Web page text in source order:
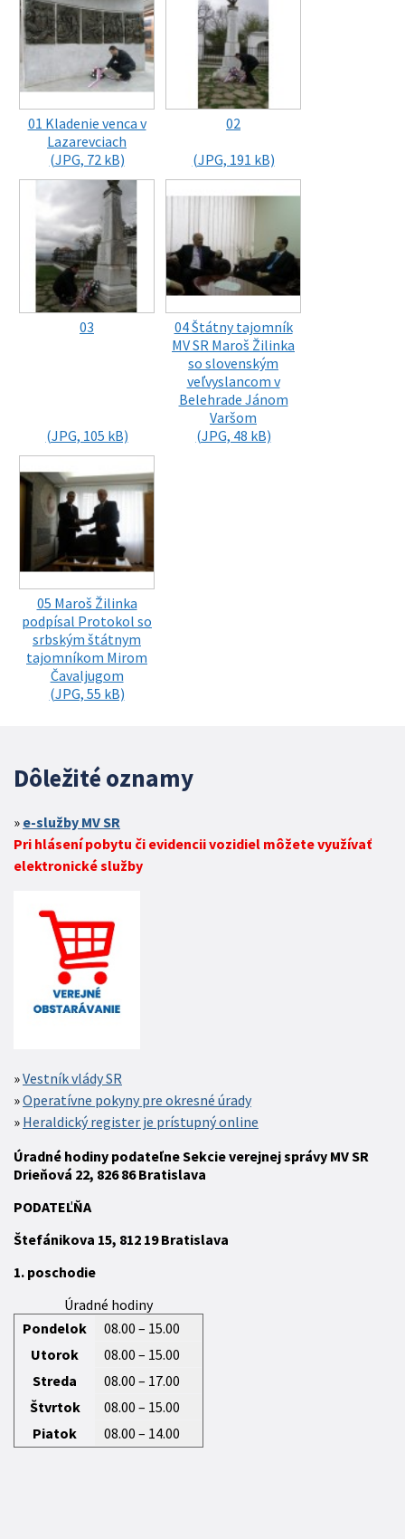
01 Kladenie venca v
Lazarevciach
(JPG, 72 kB)
02
(JPG, 191 kB)
03
(JPG, 105 kB)
04 Štátny tajomník
MV SR Maroš Žilinka
so slovenským
veľvyslancom v
Belehrade Jánom
Varšom
(JPG, 48 kB)
05 Maroš Žilinka
podpísal Protokol so
srbským štátnym
tajomníkom Mirom
Čavaljugom
(JPG, 55 kB)
Dôležité oznamy
e-služby MV SR
Pri hlásení pobytu či evidencii vozidiel môžete využívať
elektronické služby
Vestník vlády SR
Operatívne pokyny pre okresné úrady
Heraldický register je prístupný online
Úradné hodiny podateľne Sekcie verejnej správy MV SR
Drieňová 22, 826 86 Bratislava
PODATEĽŇA
Štefánikova 15, 812 19Bratislava
1. poschodie
Úradné hodiny
Pondelok
08.00 – 15.00
Utorok
08.00 – 15.00
Streda
08.00 – 17.00
Štvrtok
08.00 – 15.00
Piatok
08.00 – 14.00